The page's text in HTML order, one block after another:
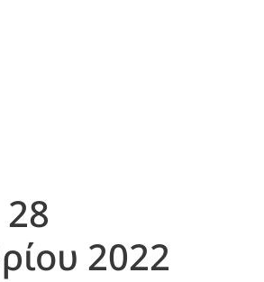
28
2022